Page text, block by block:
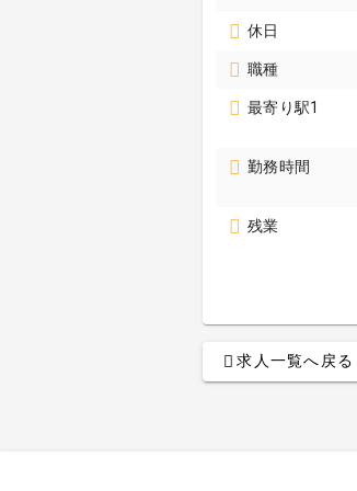
休日
職種
最寄り駅1
勤務時間
残業
求人一覧へ戻る